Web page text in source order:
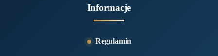
Informacje
Regulamin